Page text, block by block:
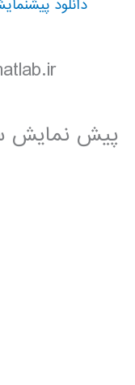
دانلود
پیش نمایش